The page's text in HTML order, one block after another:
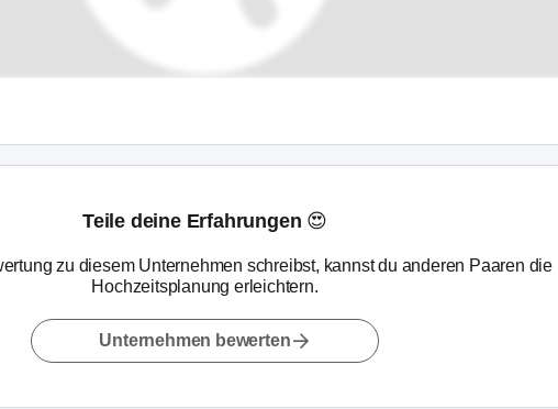
Teile deine Erfahrungen 😍
zu diesem Unternehmen schreibst, kannst du anderen Paaren die
Hochzeitsplanung erleichtern.
Unternehmen bewerten